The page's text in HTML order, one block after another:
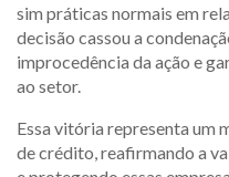
sim práticas normais em
decisão cassou a
improcedência da ação e
ao setor.
Essa vitória representa um
de crédito, reafirmando a